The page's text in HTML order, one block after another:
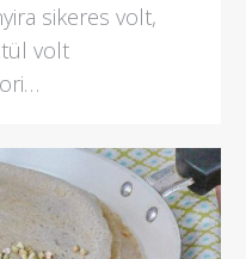
sikeres volt,
volt